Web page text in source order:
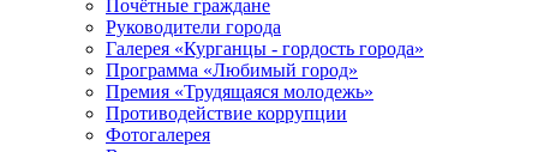
Почётные граждане
Руководители города
Галерея «Курганцы - гордость города»
Программа «Любимый город»
Премия «Трудящаяся молодежь»
Противодействие коррупции
Фотогалерея